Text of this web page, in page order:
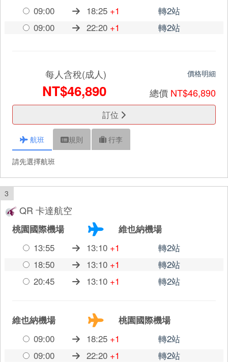
09:00
18:25 +1
轉2站
09:00
22:20 +1 轉2站
每人含稅(成人)
NT$46,890
價格明細
總價 NT$46,890
訂位
航班 規則 行李
請先選擇航班
3
QR 卡達航空
桃園國際機場
維也納機場
13:55
13:10 +1
轉2站
18:50
13:10 +1
轉2站
20:45
13:10 +1 轉2站
維也納機場
桃園國際機場
09:00
18:25 +1
轉2站
09:00
22:20 +1 轉2站